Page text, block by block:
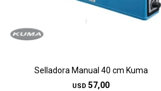
Selladora Manual 40 cm Kuma
USD 57,00